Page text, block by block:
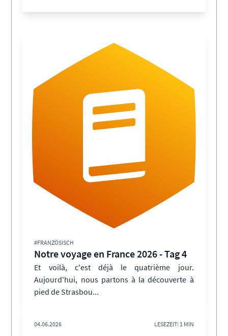
#FRANZÖSISCH
Notre voyage en France 2026 - Tag 4
Et voilà, c'est déjà le quatrième jour.
Aujourd'hui, nous partons à la découverte à
pied de Strasbou...
04.06.2026 LESEZEIT: 1 MIN